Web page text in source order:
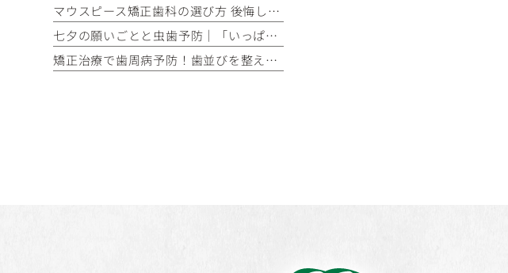
マウスピース矯正歯科の選び方 後悔しないための5つのポイント
七夕の願いごとと虫歯予防｜「いっぱいグミを食べたい！」を叶えるお口の健康習慣
矯正治療で歯周病予防！歯並びを整えることが将来の歯を守る理由